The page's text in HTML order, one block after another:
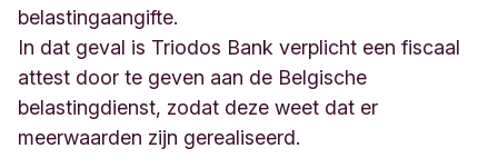
belastingaangifte.
In dat geval is Triodos Bank verplicht een fiscaal
attest door te geven aan de Belgische
belastingdienst, zodat deze weet dat er
meerwaarden zijn gerealiseerd.